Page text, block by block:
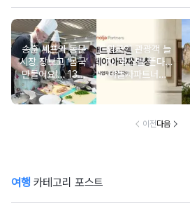
송훈 셰프와 동문
시장 장보고 ‘몸국’
만들어요!… 13일
‘제주미행’ 특별회
차 운영
외국인 관광객 늘
자 ‘호스텔’ 뜬다…
야놀자파트너스,
‘스테이 아리재’ 4
이전다음
여행 카테고리 포스트